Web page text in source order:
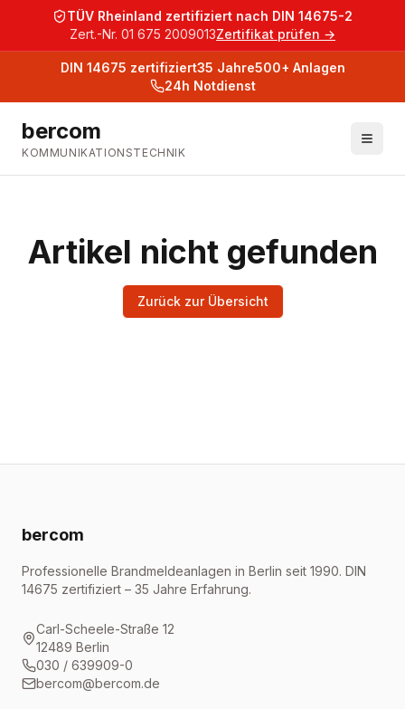
TÜV Rheinland zertifiziert nach DIN 14675-2
Zert.-Nr. 01 675 2009013Zertifikat prüfen →
DIN 14675 zertifiziert35 Jahre500+ Anlagen
24h Notdienst
bercom
KOMMUNIKATIONSTECHNIK
Artikel nicht gefunden
Zurück zur Übersicht
bercom
Professionelle Brandmeldeanlagen in Berlin seit 1990. DIN
14675 zertifiziert – 35 Jahre Erfahrung.
Carl-Scheele-Straße 12
12489 Berlin
030 / 639909-0
bercom@bercom.de